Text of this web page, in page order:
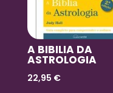
A BIBILIA DA
ASTROLOGIA
22,95 €